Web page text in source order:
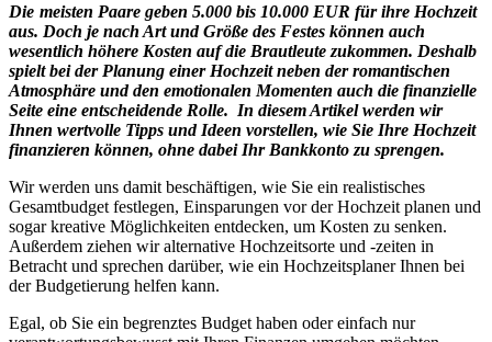
Die meisten Paare geben 5.000 bis 10.000 EUR für ihre Hochzeit
aus. Doch je nach Art und Größe des Festes können auch
wesentlich höhere Kosten auf die Brautleute zukommen. Deshalb
spielt bei der Planung einer Hochzeit neben der romantischen
Atmosphäre und den emotionalen Momenten auch die finanzielle
Seite eine entscheidende Rolle. In diesem Artikel werden wir
Ihnen wertvolle Tipps und Ideen vorstellen, wie Sie Ihre Hochzeit
finanzieren können, ohne dabei Ihr Bankkonto zu sprengen.
Wir werden uns damit beschäftigen, wie Sie ein realistisches
Gesamtbudget festlegen, Einsparungen vor der Hochzeit planen und
sogar kreative Möglichkeiten entdecken, um Kosten zu senken.
Außerdem ziehen wir alternative Hochzeitsorte und -zeiten in
Betracht und sprechen darüber, wie ein Hochzeitsplaner Ihnen bei
der Budgetierung helfen kann.
Egal, ob Sie ein begrenztes Budget haben oder einfach nur